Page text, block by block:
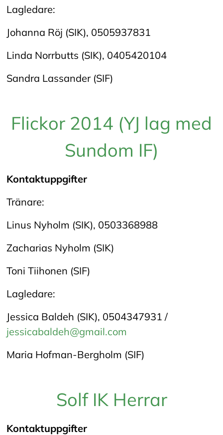
Lagledare:
Johanna Röj (SIK), 0505937831
Linda Norrbutts (SIK), 0405420104
Sandra Lassander (SIF)
Flickor 2014 (YJ lag med
Sundom IF)
Kontaktuppgifter
Tränare:
Linus Nyholm (SIK), 0503368988
Zacharias Nyholm (SIK)
Toni Tiihonen (SIF)
Lagledare:
Jessica Baldeh (SIK), 0504347931 /
jessicabaldeh@gmail.com
Maria Hofman-Bergholm (SIF)
Solf IK Herrar
Kontaktuppgifter